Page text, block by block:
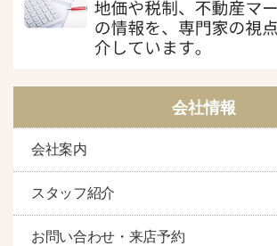
会社情報
会社案内
スタッフ紹介
お問い合わせ・来店予約